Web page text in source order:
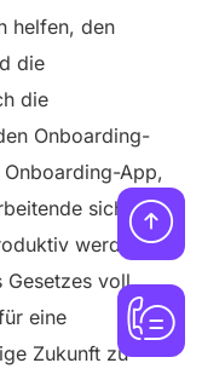
helfen, den
die
die
Onboarding-
App,
sich
werden.
Gesetzes voll
eine
Zukunft zu